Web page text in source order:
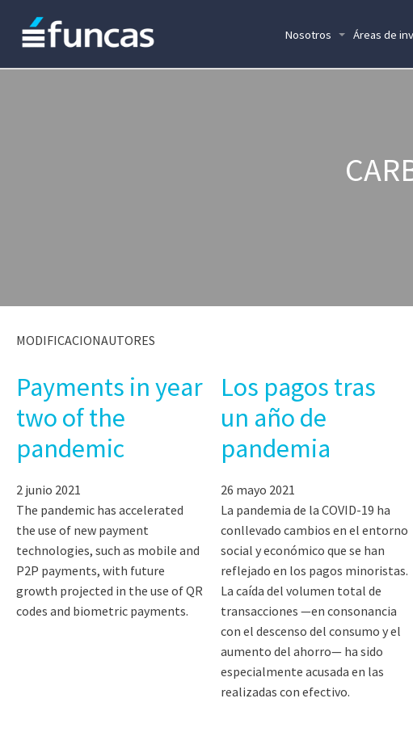
Nosotros Áreas de
MODIFICACIONAUTORES
Payments in year
two of the
pandemic
2 junio 2021
The pandemic has accelerated
the use of new payment
technologies, such as mobile and
P2P payments, with future
growth projected in the use of QR
codes and biometric payments.
Los pagos tras
un año de
pandemia
26 mayo 2021
La pandemia de la COVID-19 ha
conllevado cambios en el entorno
social y económico que se han
reflejado en los pagos minoristas.
La caída del volumen total de
transacciones —en consonancia
con el descenso del consumo y el
aumento del ahorro— ha sido
especialmente acusada en las
realizadas con efectivo.